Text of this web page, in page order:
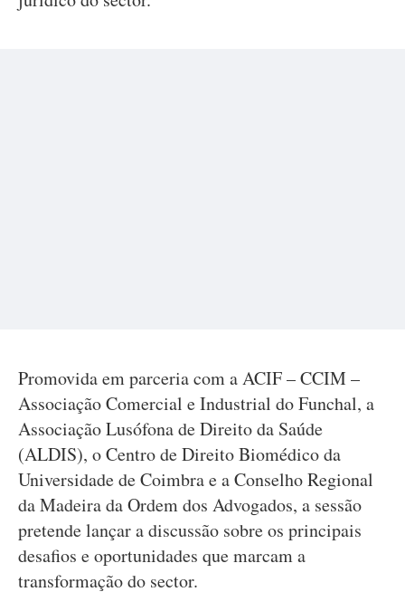
Promovida em parceria com a ACIF – CCIM –
Associação Comercial e Industrial do Funchal, a
Associação Lusófona de Direito da Saúde
(ALDIS), o Centro de Direito Biomédico da
Universidade de Coimbra e a Conselho Regional
da Madeira da Ordem dos Advogados, a sessão
pretende lançar a discussão sobre os principais
desafios e oportunidades que marcam a
transformação do sector.